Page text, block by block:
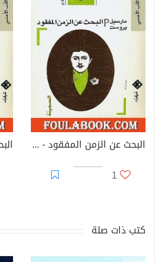
البحث عن الزمن المفقود - الجزء 5: السجينة
1
كتب ذات صلة